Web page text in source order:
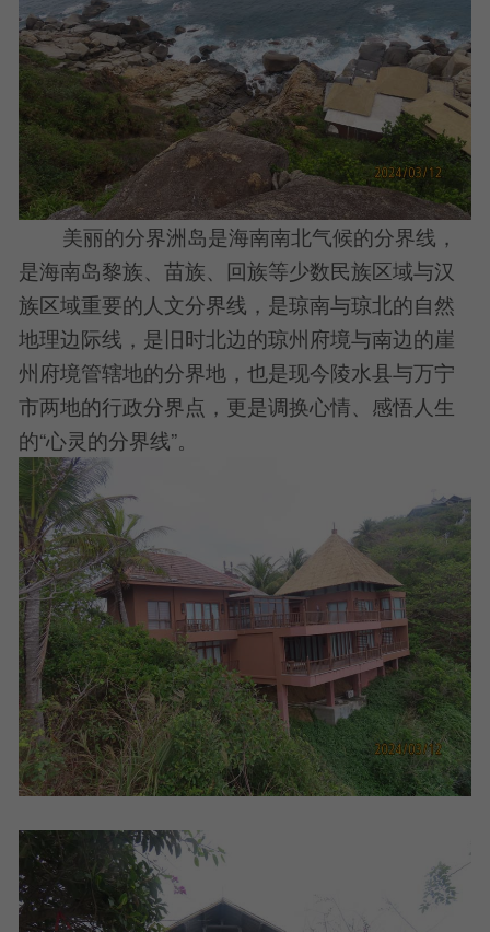
美丽的分界洲岛是海南南北气候的分界线，
是海南岛黎族、苗族、回族等少数民族区域与汉
族区域重要的人文分界线，是琼南与琼北的自然
地理边际线，是旧时北边的琼州府境与南边的崖
州府境管辖地的分界地，也是现今陵水县与万宁
市两地的行政分界点，更是调换心情、感悟人生
的“心灵的分界线”。